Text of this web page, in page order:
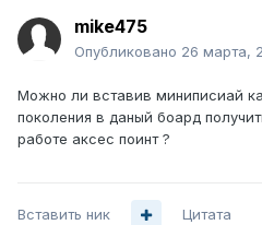
mike475
Опубликовано 26 марта,
Можно ли вставив миниписиай
поколения в даный боард
работе аксес поинт ?
Вставить ник Цитата